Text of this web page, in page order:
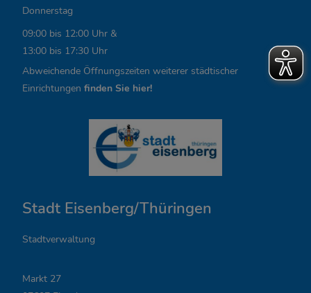
n
k
s
,
u
n
g
Donnerstag
09:00 bis 12:00 Uhr &
13:00 bis 17:30 Uhr
Abweichende Öffnungszeiten weiterer städtischer
Einrichtungen finden Sie hier!
Stadt Eisenberg/Thüringen
Stadtverwaltung
Markt 27